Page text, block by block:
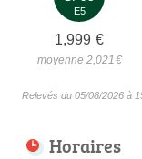
E5
1,999 €
moyenne 2,021€
Relevés du 05/08/2026 à
Horaires